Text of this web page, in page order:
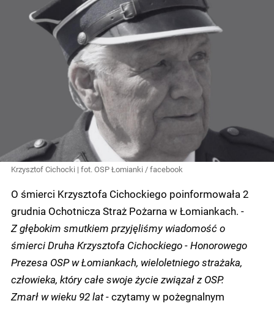
Krzysztof Cichocki | fot. OSP Łomianki / facebook
O śmierci Krzysztofa Cichockiego poinformowała 2
grudnia Ochotnicza Straż Pożarna w Łomiankach. -
Z głębokim smutkiem przyjęliśmy wiadomość o
śmierci Druha Krzysztofa Cichockiego - Honorowego
Prezesa OSP w Łomiankach, wieloletniego strażaka,
człowieka, który całe swoje życie związał z OSP.
Zmarł w wieku 92 lat- czytamy w pożegnalnym